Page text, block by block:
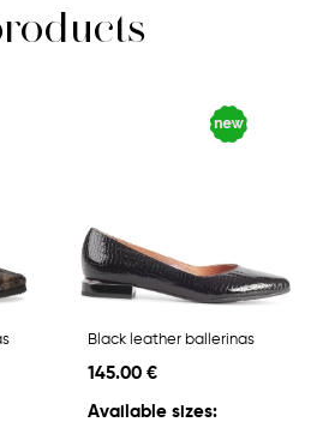
Black leather ballerinas
145.00 €
Available sizes: